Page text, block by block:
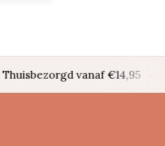
Thuisbezorgd vanaf €14,95